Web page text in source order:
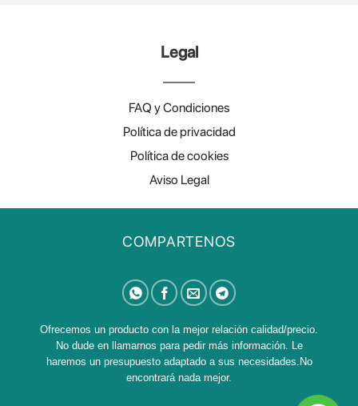
Legal
FAQ y Condiciones
Política de privacidad
Política de cookies
Aviso Legal
COMPARTENOS
Ofrecemos un producto con la mejor relación calidad/precio.
No dude en llamarnos para pedir más información. Le
haremos un presupuesto adaptado a sus necesidades.No
encontrará nada mejor.